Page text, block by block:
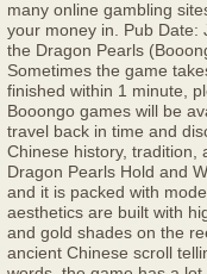
many online gambling
your money in. Pub Date:
the Dragon Pearls
Sometimes the game
finished within 1 minute,
Booongo games will be
travel back in time and
Chinese history, tradition,
Dragon Pearls Hold and
and it is packed with
aesthetics are built with
and gold shades on the
ancient Chinese scroll